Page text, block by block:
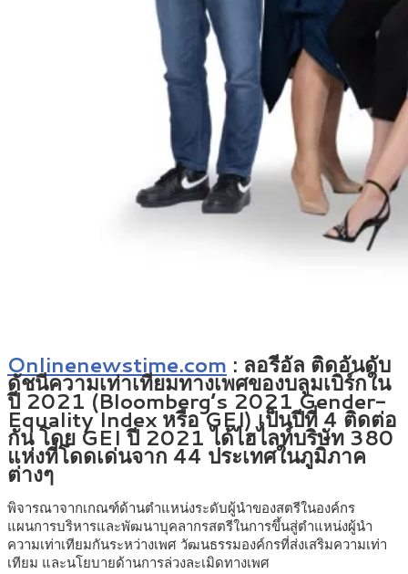
Onlinenewstime.com : ลอรีอัล ติดอันดับ
ดัชนีความเท่าเทียมทางเพศของบลูมเบิร์กใน
ปี 2021 (Bloomberg’s 2021 Gender-
Equality Index หรือ GEI) เป็นปีที่ 4 ติดต่อ
กัน โดย GEI ปี 2021 ได้ไฮไลท์บริษัท 380
แห่งที่โดดเด่นจาก 44 ประเทศในภูมิภาค
ต่างๆ
พิจารณาจากเกณฑ์ด้านตำแหน่งระดับผู้นำของสตรีในองค์กร
แผนการบริหารและพัฒนาบุคลากรสตรีในการขึ้นสู่ตำแหน่งผู้นำ
ความเท่าเทียมกันระหว่างเพศ วัฒนธรรมองค์กรที่ส่งเสริมความเท่า
เทียม และนโยบายด้านการล่วงละเมิดทางเพศ